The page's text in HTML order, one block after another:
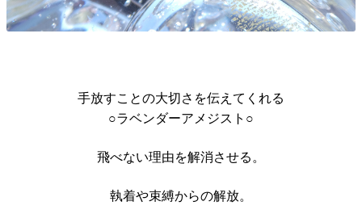
手放すことの大切さを伝えてくれる
○ラベンダーアメジスト○
飛べない理由を解消させる。
執着や束縛からの解放。